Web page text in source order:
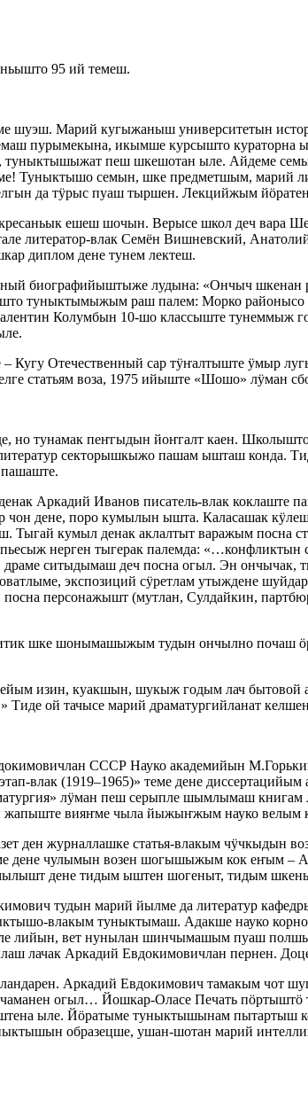
95 ий темеш.
шуэш. Марий кугыжаныш университетын
пурымекына, икымше курсышто
пеш шкешотан ыле. Айдеме
Туныктышо семын, шке предметшым, марий
да тӱрыс пуаш тыршен. Лекцийжым
ешеш шочын. Верысе школ деч вара
литератор-влак Семён Вишневский,
диплом дене тунем лектеш.
биографийыштыже лудына: «Ончыч
туныктымыжым раш палем: Морко
Колумбын 10-шо классыште тунеммыж
Отечественный сар тӱҥалтыште ӱмыр
статьям воза, 1975 ийыште «Шошо» лӱман
но тунамак пеҥгыдын йоҥгалт каен.
секторышкыжо пашам ышташ конда.
Аркадий Иванов писатель-влак
дене, поро кумылын ышта. Каласашак
кумыл денак аклалтыт варажым посна
нерген тыгерак палемда: «…конфликтын
ситыдымаш деч посна огыл. Эн
экспозиций сӱретлам утыждене
персонажышт (мутлан, Сулдайкин,
шке шонымашыжым тудын ончылно
изин, куакшын, шукыж годым лач
ой тачысе марий драматургийланат келшен
СССР Науко академийын
влак (1919–1965)» теме дене
лӱман пеш серыпле шымлымаш
вияҥме чыла йыжыҥжым науко велым
журналлашке статья-влакым чӱчкыдын
дене чулымын возен шогышыжым кок еҥым
дене тидым ыштен шогеныт, тидым
тудын марий йылме да литератур
влакым туныктымаш. Адакше науко
лийын, вет нунылан шинчымашым пуаш
лачак Аркадий Евдокимовичлан пернен.
Аркадий Евдокимович тамакым чот
огыл… Йошкар-Оласе Печать
ыле. Йӧратыме туныктышынам пытартыш
образецше, ушан-шотан марий